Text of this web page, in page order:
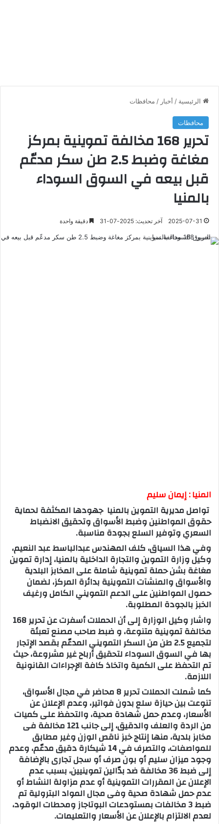
الرئيسية / أخبار / محافظات
محافظات
تحرير 168 مخالفة تموينية بمركز
مغاغة وضبط 2.5 طن سكر مدعّم
قبل بيعه في السوق السوداء
بالمنيا
2025-07-31 آخر تحديث: 2025-07-31 دقيقة واحدة
المنيا : إيمان سليم
تواصل مديرية التموين بالمنيا جهودها المكثفة لحماية
حقوق المواطنين وضبط الأسواق وتحقيق الانضباط
السعري وتوفير السلع بجودة مناسبة.
وفي هذا السياق، كلف المهندس عبدالباسط عبد النعيم،
وكيل وزارة التموين والتجارة الداخلية بالمنيا، إدارة تموين
مغاغة بشن حملة تموينية شاملة على المخابز البلدية
والأسواق والمنشآت التموينية بدائرة المركز، لضمان
حصول المواطنين على الدعم التمويني الكامل ورغيف
الخبز بالجودة المطلوبة.
واشار وكيل الوزارة إلى أن الحملات أسفرت عن تحرير 168
مخالفة تموينية متنوعة، و ضبط صاحب مصنع تعبئة
لتجميع 2.5 طن من السكر التمويني المدعّم بقصد الإتجار
بها في السوق السوداء لتحقيق أرباح غير مشروعة، حيث
تم التحفظ على الكمية واتخاذ كافة الإجراءات القانونية
اللازمة.
كما شملت الحملات تحرير 8 محاضر في مجال الأسواق،
تنوعت بين حيازة سلع بدون فواتير، وعدم الإعلان عن
الأسعار، وعدم حمل شهادة صحية، والتحفظ على كميات
من الردة والعلف والدقيق، إلى جانب 121 مخالفة فى
مخابز بلدية، منها إنتاج خبز ناقص الوزن وغير مطابق
للمواصفات، والتصرف في 14 شيكارة دقيق مدعّم، وعدم
وجود ميزان سليم أو بون صرف أو سجل تجارى بالإضافة
إلى ضبط 36 مخالفة ضد بدّالين تموينيين، بسبب عدم
الإعلان عن المقررات التموينية أو عدم مزاولة النشاط أو
عدم حمل شهادة صحية وفى مجال المواد البترولية تم
ضبط 3 مخالفات بمستودعات البوتاجاز ومحطات الوقود،
لعدم الالتزام بالإعلان عن الأسعار والتعليمات.